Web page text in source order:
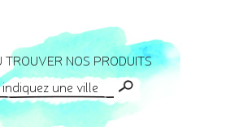
TROUVER NOS PRODUITS